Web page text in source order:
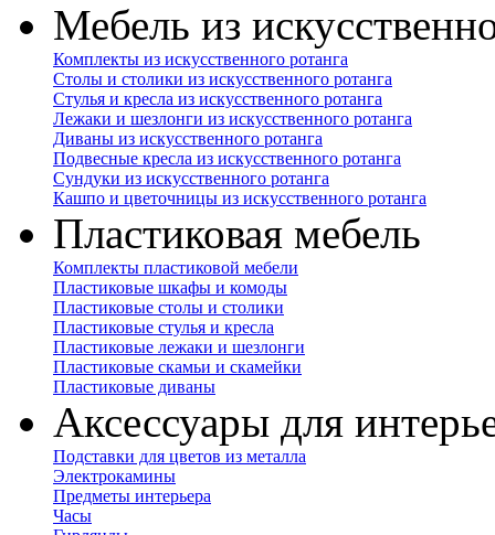
Мебель из
Комплекты из искусственного ротанга
Столы и столики из искусственного ротанга
Стулья и кресла из искусственного ротанга
Лежаки и шезлонги из искусственного ротанга
Диваны из искусственного ротанга
Подвесные кресла из искусственного ротанга
Сундуки из искусственного ротанга
Кашпо и цветочницы из искусственного ротанга
Пластиковая мебель
Комплекты пластиковой мебели
Пластиковые шкафы и комоды
Пластиковые столы и столики
Пластиковые стулья и кресла
Пластиковые лежаки и шезлонги
Пластиковые скамьи и скамейки
Пластиковые диваны
Аксессуары для
Подставки для цветов из металла
Электрокамины
Предметы интерьера
Часы